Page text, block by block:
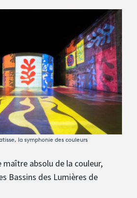
la symphonie des couleurs
maître absolu de la couleur,
Bassins des Lumières de